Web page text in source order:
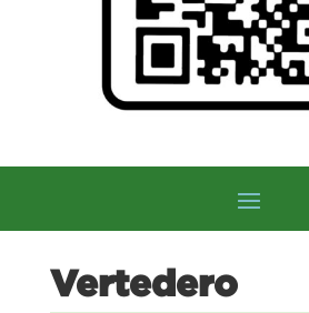
Vertedero